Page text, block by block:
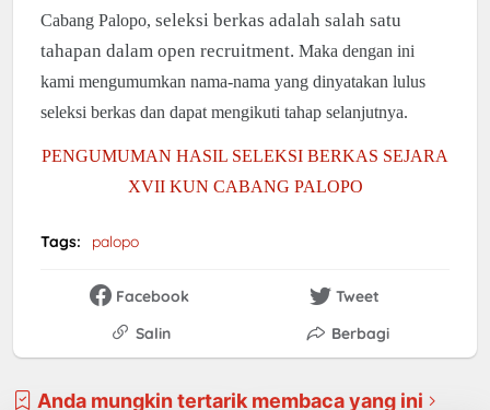
Cabang Palopo, seleksi berkas adalah salah satu
tahapan dalam open recruitment. Maka dengan ini
kami mengumumkan nama-nama yang dinyatakan lulus
seleksi berkas dan dapat mengikuti tahap selanjutnya.
PENGUMUMAN HASIL SELEKSI BERKAS SEJARA
XVII KUN CABANG PALOPO
Tags: palopo
Facebook
Tweet
Salin
Berbagi
Anda mungkin tertarik membaca yang ini